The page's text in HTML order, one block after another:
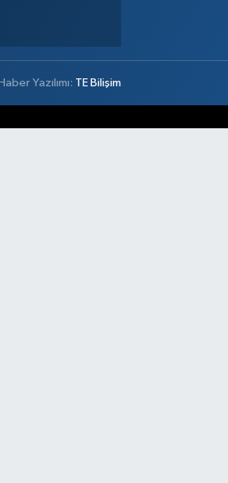
Haber Yazılımı: TE Bilişim